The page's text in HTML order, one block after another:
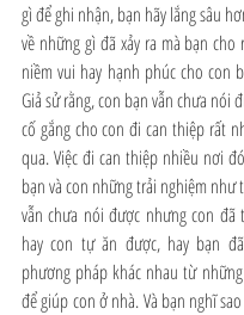
gì để ghi nhận, bạn hãy lắng sâu
về những gì đã xảy ra mà bạn cho
niềm vui hay hạnh phúc cho con
Giả sử rằng, con bạn vẫn chưa nói
cố gắng cho con đi can thiệp rất
qua. Việc đi can thiệp nhiều nơi
bạn và con những trải nghiệm như
vẫn chưa nói được nhưng con
hay con tự ăn được, hay bạn
phương pháp khác nhau từ
để giúp con ở nhà. Và bạn nghĩ